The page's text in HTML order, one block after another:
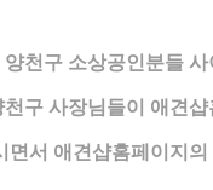
양천구 소상공인분들
천구 사장님들이 애견
면서 애견샵홈페이지